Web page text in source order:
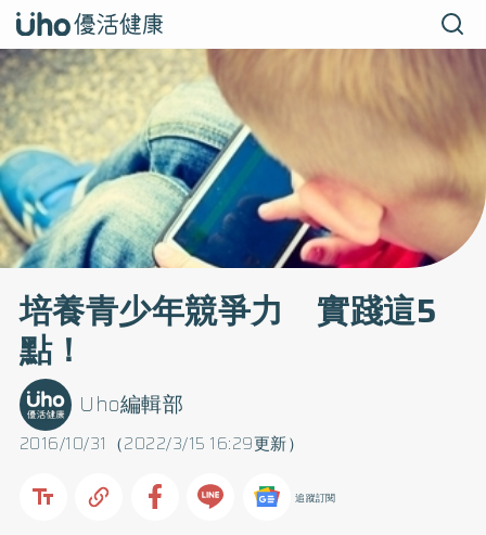
培養青少年競爭力 實踐這5
點！
2016/10/31（2022/3/15 16:29更新）
Uho編輯部
追蹤訂閱